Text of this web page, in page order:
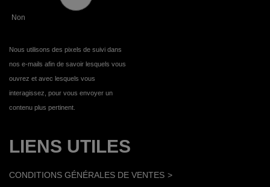
Non
Nous utilisons des pixels de suivi dans
nos e-mails afin de savoir lesquels vous
ouvrez et avec lesquels vous
interagissez, pour vous envoyer un
contenu plus pertinent.
LIENS UTILES
CONDITIONS GÉNÉRALES DE VENTES